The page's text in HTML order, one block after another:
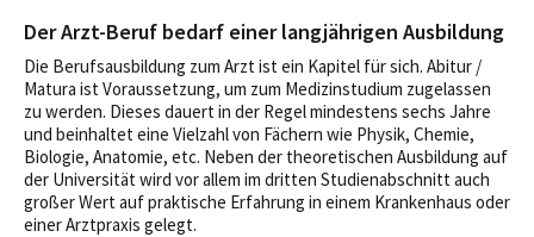
Der Arzt-Beruf bedarf einer langjährigen Ausbildung
Die Berufsausbildung zum Arzt ist ein Kapitel für sich. Abitur /
Matura ist Voraussetzung, um zum Medizinstudium zugelassen
zu werden. Dieses dauert in der Regel mindestens sechs Jahre
und beinhaltet eine Vielzahl von Fächern wie Physik, Chemie,
Biologie, Anatomie, etc. Neben der theoretischen Ausbildung auf
der Universität wird vor allem im dritten Studienabschnitt auch
großer Wert auf praktische Erfahrung in einem Krankenhaus oder
einer Arztpraxis gelegt.